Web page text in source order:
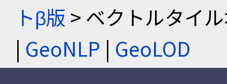
トβ版 > ベクトルタイ
| GeoNLP | GeoLOD